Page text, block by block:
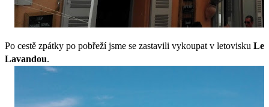
Po cestě zpátky po pobřeží jsme se zastavili vykoupat v letovisku Le
Lavandou.